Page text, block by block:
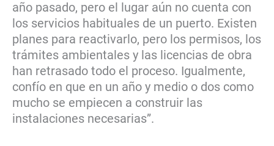
año pasado, pero el lugar aún no cuenta con
los servicios habituales de un puerto. Existen
planes para reactivarlo, pero los permisos, los
trámites ambientales y las licencias de obra
han retrasado todo el proceso. Igualmente,
confío en que en un año y medio o dos como
mucho se empiecen a construir las
instalaciones necesarias”.